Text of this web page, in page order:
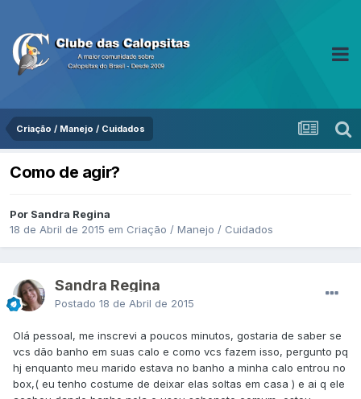
Criação / Manejo / Cuidados
Como de agir?
Por Sandra Regina
18 de Abril de 2015 em Criação / Manejo / Cuidados
Sandra Regina
Postado 18 de Abril de 2015
Olá pessoal, me inscrevi a poucos minutos, gostaria de saber se
vcs dão banho em suas calo e como vcs fazem isso, pergunto pq
hj enquanto meu marido estava no banho a minha calo entrou no
box,( eu tenho costume de deixar elas soltas em casa ) e ai q ele